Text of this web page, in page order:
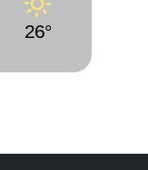
26°